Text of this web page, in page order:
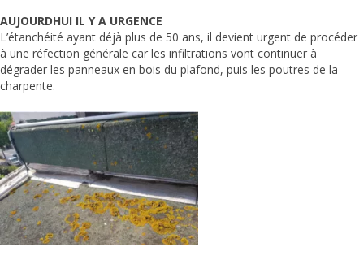
AUJOURDHUI IL Y A URGENCE
L’étanchéité ayant déjà plus de 50 ans, il devient urgent de procéder
à une réfection générale car les infiltrations vont continuer à
dégrader les panneaux en bois du plafond, puis les poutres de la
charpente.